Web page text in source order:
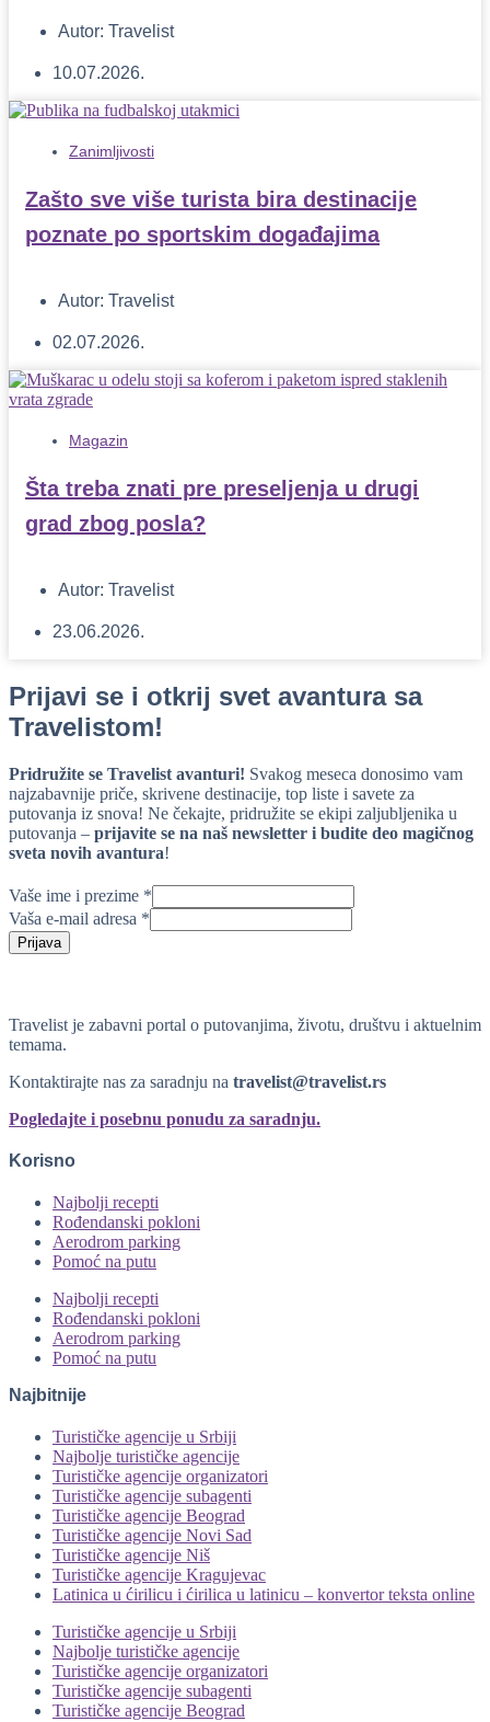
Autor: Travelist
10.07.2026.
Zanimljivosti
Zašto sve više turista bira destinacije
poznate po sportskim događajima
Autor: Travelist
02.07.2026.
Magazin
Šta treba znati pre preseljenja u drugi
grad zbog posla?
Autor: Travelist
23.06.2026.
Prijavi se i otkrij svet avantura sa
Travelistom!
Pridružite se Travelist avanturi! Svakog meseca donosimo vam
najzabavnije priče, skrivene destinacije, top liste i savete za
putovanja iz snova! Ne čekajte, pridružite se ekipi zaljubljenika u
putovanja – prijavite se na naš newsletter i budite deo magičnog
sveta novih avantura!
Vaše ime i prezime *
Vaša e-mail adresa *
Prijava
Travelist je zabavni portal o putovanjima, životu, društvu i aktuelnim
temama.
Kontaktirajte nas za saradnju na travelist@travelist.rs
Pogledajte i posebnu ponudu za saradnju.
Korisno
Najbolji recepti
Rođendanski pokloni
Aerodrom parking
Pomoć na putu
Najbolji recepti
Rođendanski pokloni
Aerodrom parking
Pomoć na putu
Najbitnije
Turističke agencije u Srbiji
Najbolje turističke agencije
Turističke agencije organizatori
Turističke agencije subagenti
Turističke agencije Beograd
Turističke agencije Novi Sad
Turističke agencije Niš
Turističke agencije Kragujevac
Latinica u ćirilicu i ćirilica u latinicu – konvertor teksta online
Turističke agencije u Srbiji
Najbolje turističke agencije
Turističke agencije organizatori
Turističke agencije subagenti
Turističke agencije Beograd